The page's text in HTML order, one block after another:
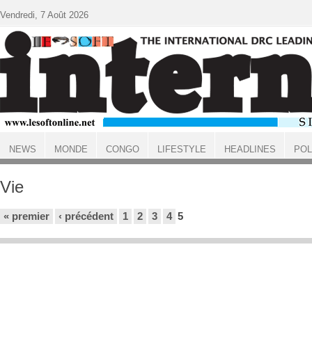
ACCUEIL
Vie
« premier ‹ précédent 1 2 3 4 5
Vendredi, 7 Août 2026
NEWS MONDE CONGO LIFESTYLE HEADLINES